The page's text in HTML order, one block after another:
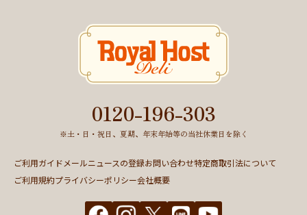
0120-196-303
※土・日・祝日、夏期、年末年始等の当社休業日を除く
ご利用ガイド メールニュースの登録お問い合わせ特定商取引法について
ご利用規約プライバシーポリシー会社概要